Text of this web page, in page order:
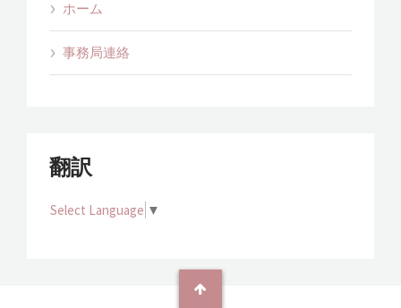
ホーム
事務局連絡
翻訳
Select Language ▼